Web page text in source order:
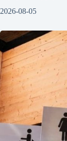
2026-08-05